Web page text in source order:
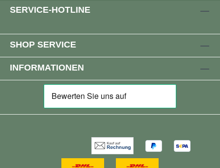
SERVICE-HOTLINE
SHOP SERVICE
INFORMATIONEN